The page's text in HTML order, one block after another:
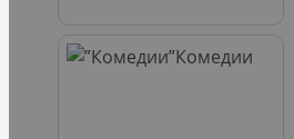
Комедии